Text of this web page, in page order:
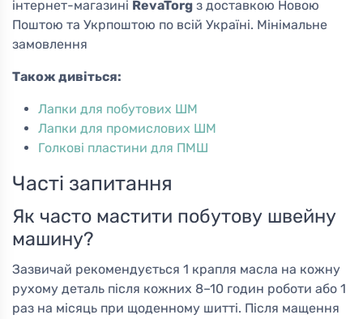
інтернет-магазині RevaTorg з доставкою Новою
Поштою та Укрпоштою по всій Україні. Мінімальне
замовлення
Також дивіться:
Лапки для побутових ШМ
Лапки для промислових ШМ
Голкові пластини для ПМШ
Часті запитання
Як часто мастити побутову швейну
машину?
Зазвичай рекомендується 1 крапля масла на кожну
рухому деталь після кожних 8–10 годин роботи або 1
раз на місяць при щоденному шитті. Після мащення